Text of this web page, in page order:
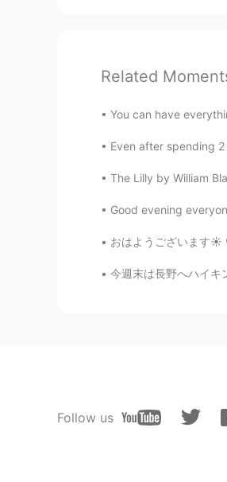
Related
You can have
Even after spending
The Lilly by William
Good evening
おはようございます☀ いつも通り早く起き
今週末は長野へハイキングしに行きます！
Follow us